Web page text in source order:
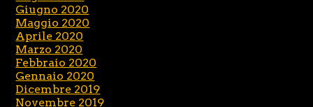
Giugno 2020
Maggio 2020
Aprile 2020
Marzo 2020
Febbraio 2020
Gennaio 2020
Dicembre 2019
Novembre 2019